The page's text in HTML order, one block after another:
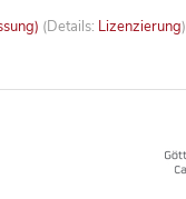
(Details: Lizenzierung)